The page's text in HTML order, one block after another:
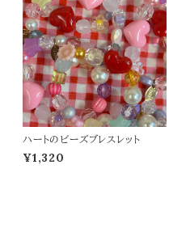
ハートのビーズブレスレット
¥1,320